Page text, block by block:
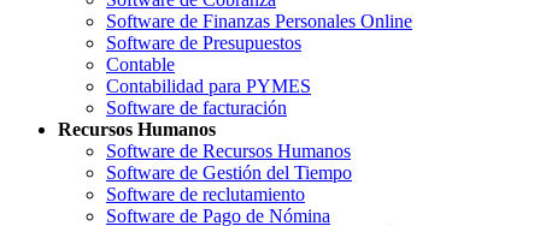
Software de Finanzas Personales Online
Software de Presupuestos
Contable
Contabilidad para PYMES
Software de facturación
Recursos Humanos
Software de Recursos Humanos
Software de Gestión del Tiempo
Software de reclutamiento
Software de Pago de Nómina